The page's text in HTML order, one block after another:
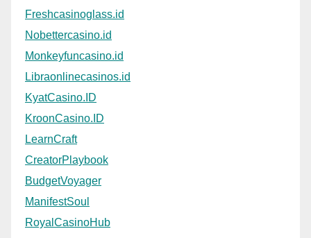
Freshcasinoglass.id
Nobettercasino.id
Monkeyfuncasino.id
Libraonlinecasinos.id
KyatCasino.ID
KroonCasino.ID
LearnCraft
CreatorPlaybook
BudgetVoyager
ManifestSoul
RoyalCasinoHub